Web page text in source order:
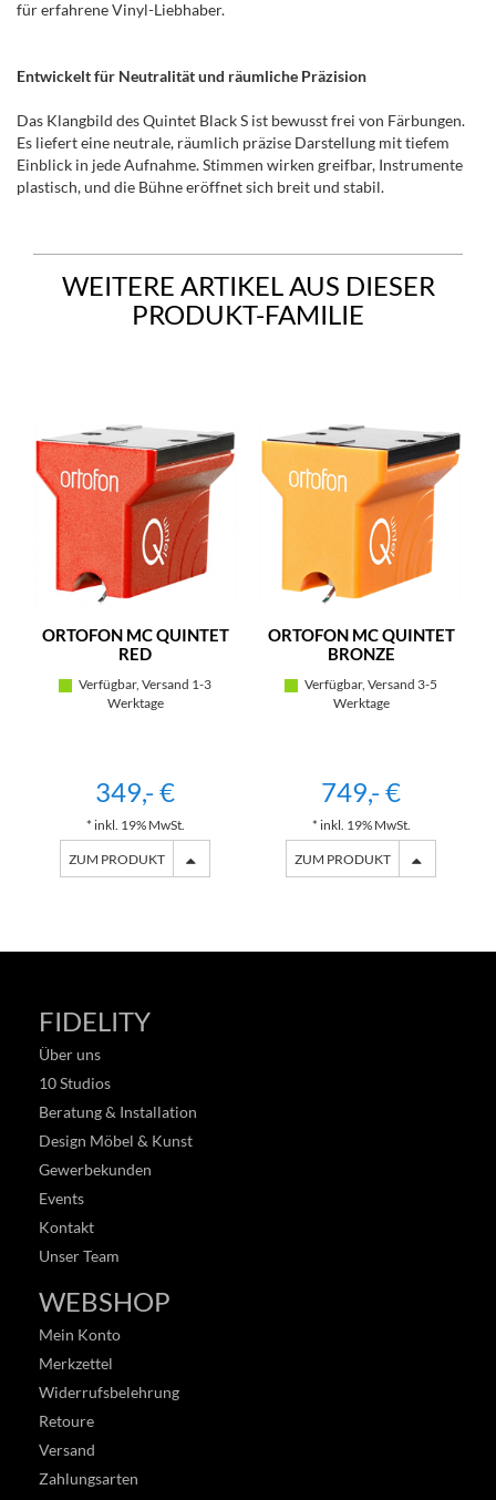
für erfahrene Vinyl-Liebhaber.
Entwickelt für Neutralität und räumliche Präzision
Das Klangbild des Quintet Black S ist bewusst frei von Färbungen.
Es liefert eine neutrale, räumlich präzise Darstellung mit tiefem
Einblick in jede Aufnahme. Stimmen wirken greifbar, Instrumente
plastisch, und die Bühne eröffnet sich breit und stabil.
WEITERE ARTIKEL AUS DIESER
PRODUKT-FAMILIE
ORTOFON MC QUINTET
RED
Verfügbar, Versand 1-3
Werktage
349,- €
* inkl. 19% MwSt.
ZUM PRODUKT
ORTOFON MC QUINTET
BRONZE
Verfügbar, Versand 3-5
Werktage
749,- €
* inkl. 19% MwSt.
ZUM PRODUKT
FIDELITY
Über uns
10 Studios
Beratung & Installation
Design Möbel & Kunst
Gewerbekunden
Events
Kontakt
Unser Team
WEBSHOP
Mein Konto
Merkzettel
Widerrufsbelehrung
Retoure
Versand
Zahlungsarten